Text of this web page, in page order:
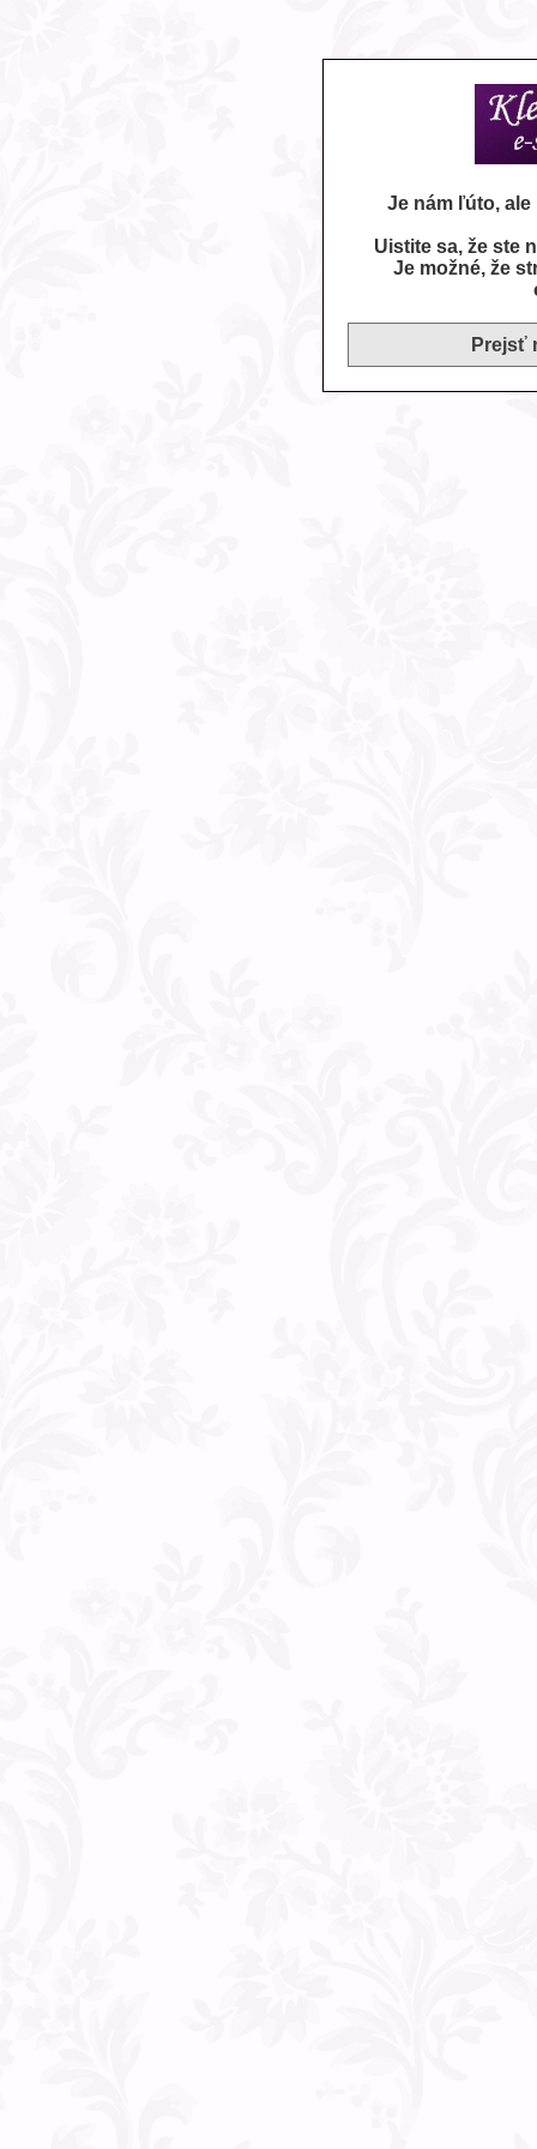
Je nám ľúto,
Uistite sa, že ste
Je možné, že
Prejsť